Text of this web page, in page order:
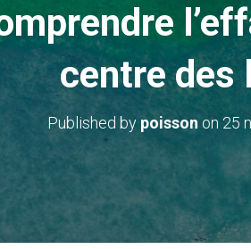
centre des
Published by poisson on 25